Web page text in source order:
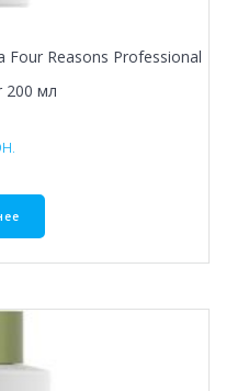
Reasons Professional
200 мл